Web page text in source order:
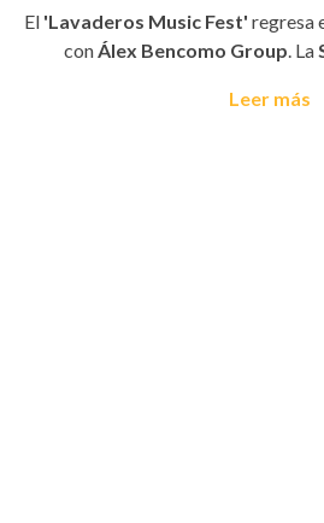
El 'Lavaderos Music Fest' regresa
conÁlex Bencomo Group. La
Leer más